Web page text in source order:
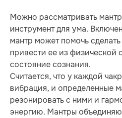
Можно рассматривать
инструмент для ума.
мантр может помочь
привести ее из физической
состояние сознания.
Считается, что у каждой
вибрация, и определенные
резонировать с ними и
энергию. Мантры